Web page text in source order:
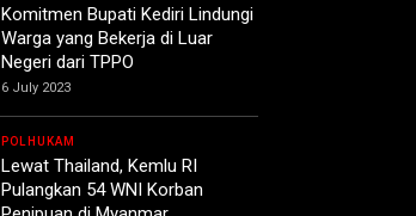
Komitmen Bupati Kediri Lindungi
Warga yang Bekerja di Luar
Negeri dari TPPO
6 July 2023
POLHUKAM
Lewat Thailand, Kemlu RI
Pulangkan 54 WNI Korban